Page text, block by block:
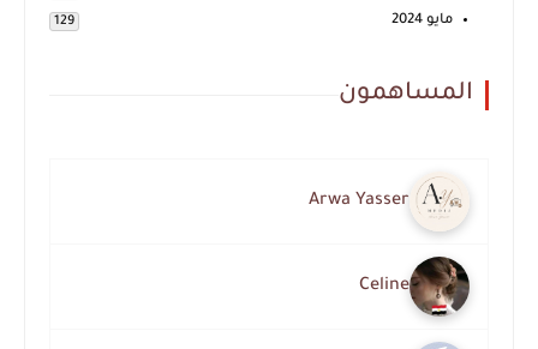
مايو 2024 129
المساهمون
Arwa Yasser
Celine